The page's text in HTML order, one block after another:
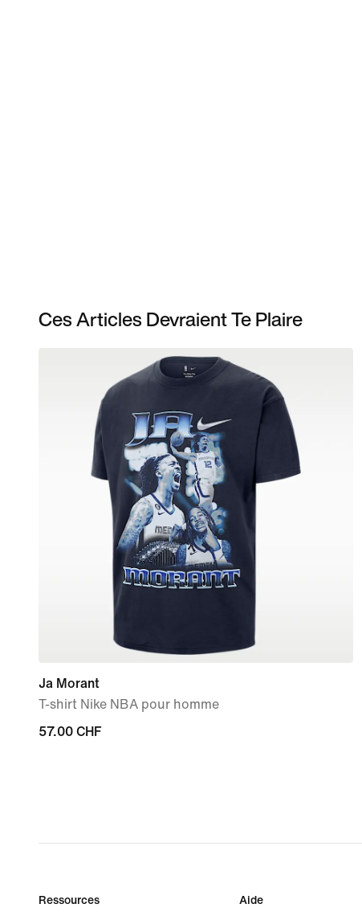
Ces Articles Devraient Te Plaire
Ja Morant
T-shirt Nike NBA pour homme
57.00 CHF
57.00 CHF
Ressources Aide